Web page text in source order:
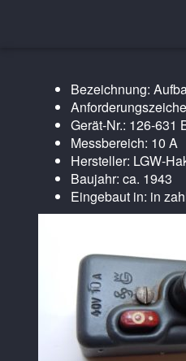
Bezeichnung:
Gerät-Nr.: 126-631
Messbereich: 10 A
Hersteller: LGW-
Baujahr: ca. 1943
Eingebaut in: in